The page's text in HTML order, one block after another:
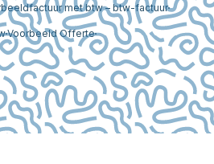
met btw – btw-factuur
Voorbeeld Offerte